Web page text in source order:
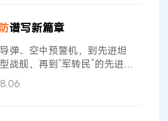
必须高度重视战略前沿技术发
握主动，见之于未萌、识之于
新性、突破性成果转化
谱写新篇章
弹、空中预警机，到先进坦
战舰，再到“军转民”的先进技
……改革开放以来特别是近年
新能力不断加强，军工知识产